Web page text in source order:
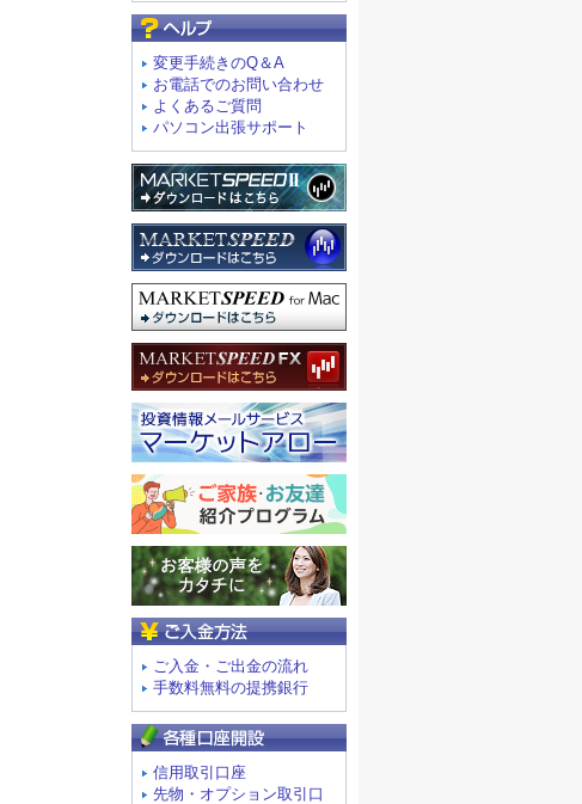
変更手続きのQ＆A
お電話でのお問い合わせ
よくあるご質問
パソコン出張サポート
ご入金・ご出金の流れ
手数料無料の提携銀行
信用取引口座
先物・オプション取引口